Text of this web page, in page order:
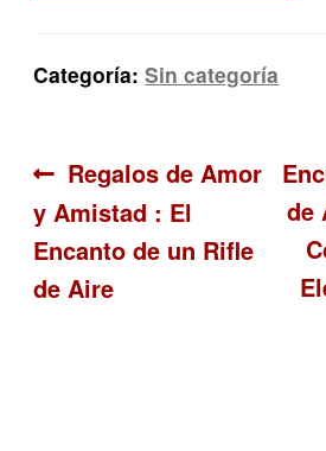
Categoría:Sin categoría
Navegación
de
entradas
Anterior:
Regalos de Amor
y Amistad : El
Encanto de un Rifle
de Aire
de